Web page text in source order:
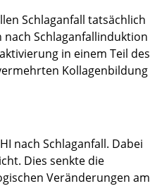
Schlaganfall tatsächlich
Schlaganfallinduktion
in einem Teil des
Kollagenbildung
nach Schlaganfall. Dabei
Dies senkte die
Veränderungen am